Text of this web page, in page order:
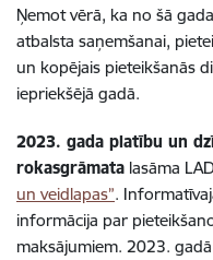
Ņemot vērā, ka no šā
atbalsta saņemšanai,
un kopējais pieteikšanās
iepriekšējā gadā.
2023. gada platību un
rokasgrāmata lasāma
un veidlapas”.
informācija par
maksājumiem. 2023.